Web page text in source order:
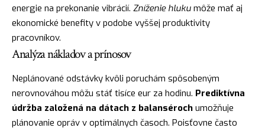
energie na prekonanie vibrácií. Zníženie hluku môže mať aj
ekonomické benefity v podobe vyššej produktivity
pracovníkov.
Analýza nákladov a prínosov
Neplánované odstávky kvôli poruchám spôsobeným
nerovnováhou môžu stáť tisíce eur za hodinu. Prediktívna
údržba založená na dátach z balanséroch umožňuje
plánovanie opráv v optimálnych časoch. Poisťovne často